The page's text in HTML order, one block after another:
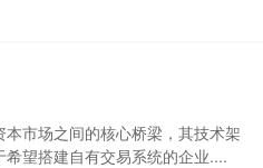
市场之间的核心桥梁，其技术架
望搭建自有交易系统的企业....